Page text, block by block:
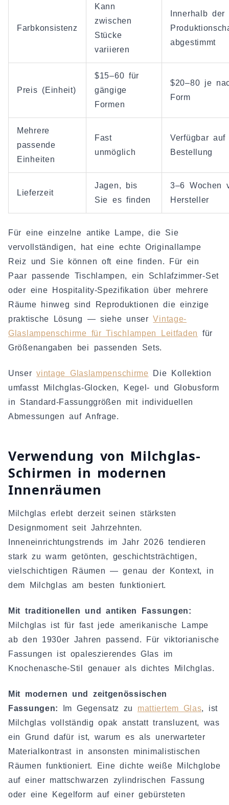
Farbkonsistenz
Kann
zwischen
Stücke
variieren
Innerhalb der
abgestimmt
Preis (Einheit)
$15–60 für
gängige
Formen
$20–80 je
Form
Mehrere
passende
Einheiten
Fast
unmöglich
Verfügbar auf
Bestellung
Lieferzeit
Jagen, bis
Sie es finden
3–6 Wochen
Hersteller
Für eine einzelne antike Lampe, die Sie
vervollständigen, hat eine echte Originallampe
Reiz und Sie können oft eine finden. Für ein
Paar passende Tischlampen, ein Schlafzimmer-Set
oder eine Hospitality-Spezifikation über mehrere
Räume hinweg sind Reproduktionen die einzige
praktische Lösung — siehe unserVintage-
Glaslampenschirme für Tischlampen Leitfaden
für
Größenangaben bei passenden Sets.
Unservintage Glaslampenschirme
Die Kollektion
umfasst Milchglas-Glocken, Kegel- und Globusform
in Standard-Fassunggrößen mit individuellen
Abmessungen auf Anfrage.
Verwendung von Milchglas-
Schirmen in modernen
Innenräumen
Milchglas erlebt derzeit seinen stärksten
Designmoment seit Jahrzehnten.
Inneneinrichtungstrends im Jahr 2026 tendieren
stark zu warm getönten, geschichtsträchtigen,
vielschichtigen Räumen — genau der Kontext, in
dem Milchglas am besten funktioniert.
Mit traditionellen und antiken Fassungen:
Milchglas ist für fast jede amerikanische Lampe
ab den 1930er Jahren passend. Für viktorianische
Fassungen ist opaleszierendes Glas im
Knochenasche-Stil genauer als dichtes Milchglas.
Mit modernen und zeitgenössischen
Fassungen:
Im Gegensatz zu mattiertem Glas, ist
Milchglas vollständig opak anstatt transluzent, was
ein Grund dafür ist, warum es als unerwarteter
Materialkontrast in ansonsten minimalistischen
Räumen funktioniert. Eine dichte weiße Milchglobe
auf einer mattschwarzen zylindrischen Fassung
oder eine Kegelform auf einer gebürsteten